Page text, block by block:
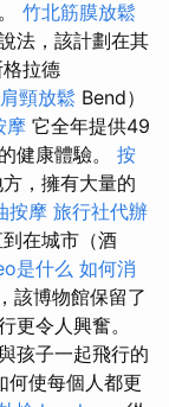
竹北筋膜放鬆
法，該計劃在其
拉德
頸放鬆 Bend）
摩 它全年提供49
健康體驗。 按
，擁有大量的
按摩 旅行社代辦
在城市（酒
是什么 如何消
該博物館保留了
更令人興奮。
孩子一起飛行的
何使每個人都更